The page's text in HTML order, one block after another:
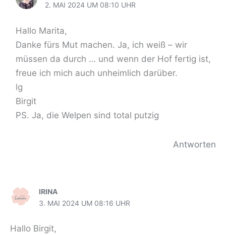
2. MAI 2024 UM 08:10 UHR
Hallo Marita,
Danke fürs Mut machen. Ja, ich weiß – wir
müssen da durch … und wenn der Hof fertig ist,
freue ich mich auch unheimlich darüber.
lg
Birgit
PS. Ja, die Welpen sind total putzig
Antworten
IRINA
3. MAI 2024 UM 08:16 UHR
Hallo Birgit,